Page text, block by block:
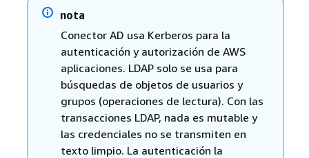
nota
Conector AD usa Kerberos para la
autenticación y autorización de AWS
aplicaciones. LDAP solo se usa para
búsquedas de objetos de usuarios y
grupos (operaciones de lectura). Con las
transacciones LDAP, nada es mutable y
las credenciales no se transmiten en
texto limpio. La autenticación la